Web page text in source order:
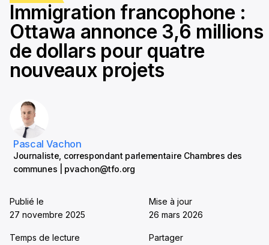
Immigration francophone :
Ottawa annonce 3,6 millions
de dollars pour quatre
nouveaux projets
Pascal Vachon
Journaliste, correspondant parlementaire Chambres des
communes | pvachon@tfo.org
Publié le
27 novembre 2025
Mise à jour
26 mars 2026
Temps de lecture
Partager